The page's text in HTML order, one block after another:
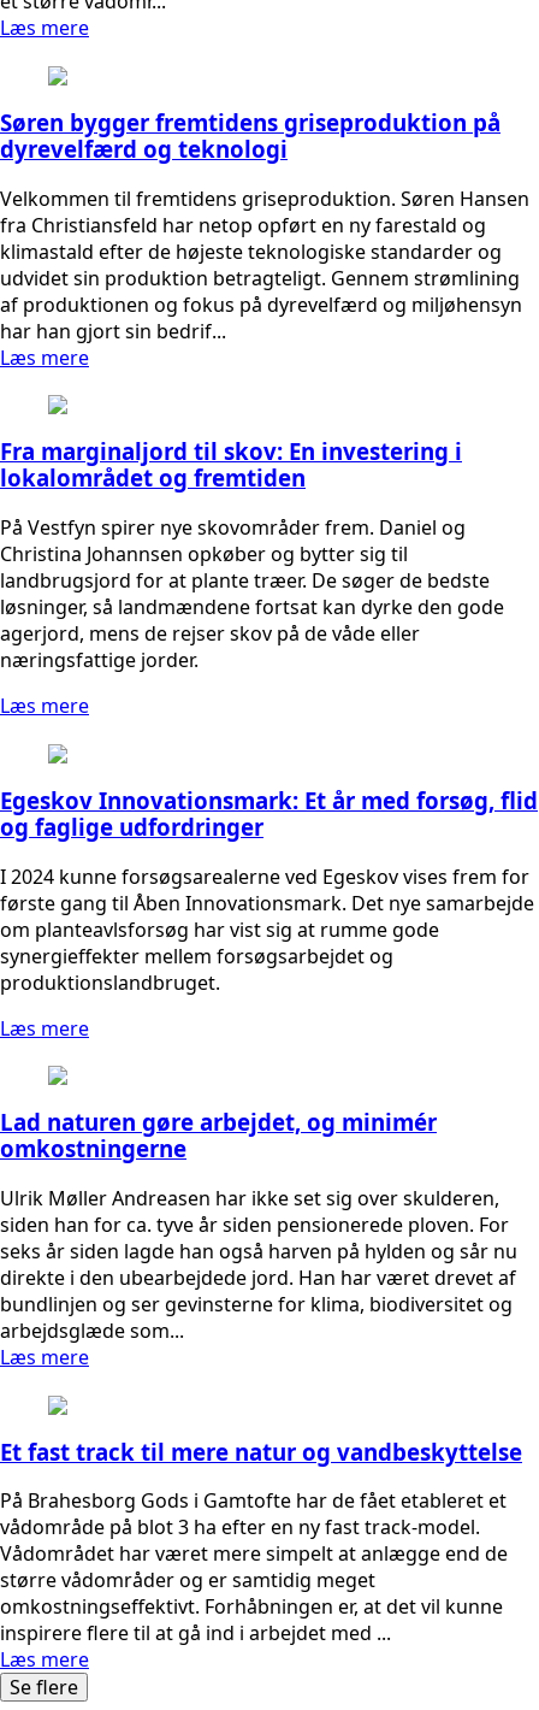
Læs mere
Søren bygger fremtidens griseproduktion på
dyrevelfærd og teknologi
Velkommen til fremtidens griseproduktion. Søren Hansen
fra Christiansfeld har netop opført en ny farestald og
klimastald efter de højeste teknologiske standarder og
udvidet sin produktion betragteligt. Gennem strømlining
af produktionen og fokus på dyrevelfærd og miljøhensyn
har han gjort sin bedrif...
Læs mere
Fra marginaljord til skov: En investering i
lokalområdet og fremtiden
På Vestfyn spirer nye skovområder frem. Daniel og
Christina Johannsen opkøber og bytter sig til
landbrugsjord for at plante træer. De søger de bedste
løsninger, så landmændene fortsat kan dyrke den gode
agerjord, mens de rejser skov på de våde eller
næringsfattige jorder.
Læs mere
Egeskov Innovationsmark: Et år med forsøg, flid
og faglige udfordringer
I 2024 kunne forsøgsarealerne ved Egeskov vises frem for
første gang til Åben Innovationsmark. Det nye samarbejde
om planteavlsforsøg har vist sig at rumme gode
synergieffekter mellem forsøgsarbejdet og
produktionslandbruget.
Læs mere
Lad naturen gøre arbejdet, og minimér
omkostningerne
Ulrik Møller Andreasen har ikke set sig over skulderen,
siden han for ca. tyve år siden pensionerede ploven. For
seks år siden lagde han også harven på hylden og sår nu
direkte i den ubearbejdede jord. Han har været drevet af
bundlinjen og ser gevinsterne for klima, biodiversitet og
arbejdsglæde som...
Læs mere
Et fast track til mere natur og vandbeskyttelse
På Brahesborg Gods i Gamtofte har de fået etableret et
vådområde på blot 3 ha efter en ny fast track-model.
Vådområdet har været mere simpelt at anlægge end de
større vådområder og er samtidig meget
omkostningseffektivt. Forhåbningen er, at det vil kunne
inspirere flere til at gå ind i arbejdet med ...
Læs mere
Se flere